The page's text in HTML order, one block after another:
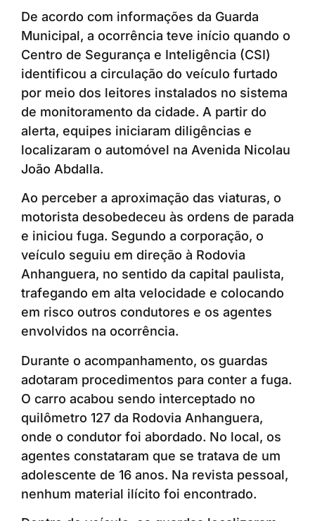
De acordo com informações da Guarda
Municipal, a ocorrência teve início quando o
Centro de Segurança e Inteligência (CSI)
identificou a circulação do veículo furtado
por meio dos leitores instalados no sistema
de monitoramento da cidade. A partir do
alerta, equipes iniciaram diligências e
localizaram o automóvel na Avenida Nicolau
João Abdalla.
Ao perceber a aproximação das viaturas, o
motorista desobedeceu às ordens de parada
e iniciou fuga. Segundo a corporação, o
veículo seguiu em direção à Rodovia
Anhanguera, no sentido da capital paulista,
trafegando em alta velocidade e colocando
em risco outros condutores e os agentes
envolvidos na ocorrência.
Durante o acompanhamento, os guardas
adotaram procedimentos para conter a fuga.
O carro acabou sendo interceptado no
quilômetro 127 da Rodovia Anhanguera,
onde o condutor foi abordado. No local, os
agentes constataram que se tratava de um
adolescente de 16 anos. Na revista pessoal,
nenhum material ilícito foi encontrado.